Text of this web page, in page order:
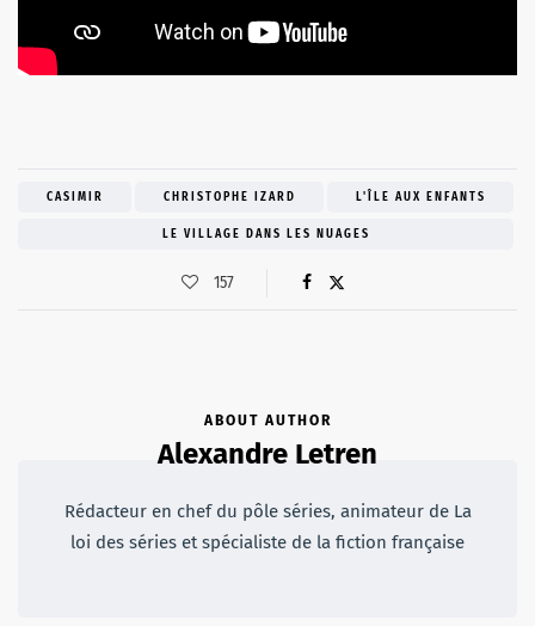
CASIMIR CHRISTOPHE IZARD L'ÎLE AUX ENFANTS
LE VILLAGE DANS LES NUAGES
157
ABOUT AUTHOR
Alexandre Letren
Rédacteur en chef du pôle séries, animateur de La
loi des séries et spécialiste de la fiction française